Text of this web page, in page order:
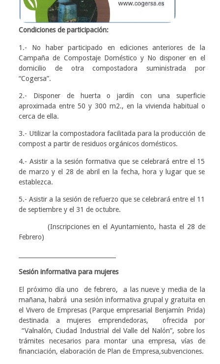
Condiciones de participación:
1.- No haber participado en ediciones anteriores de la
Campaña de Compostaje Doméstico y No disponer en el
domicilio de otra compostadora suministrada por
“Cogersa”.
2.- Disponer de huerta o jardín con una superficie
aproximada entre 50 y 300 m2., en la vivienda habitual o
cerca de ella.
3.- Utilizar la compostadora facilitada para la producción de
compost a partir de residuos orgánicos domésticos.
4.- Asistir a la sesión formativa que se celebrará entre el 15
de marzo y el 28 de abril en la fecha, hora y lugar que se
establezca.
5.- Asistir a la sesión de refuerzo que se celebrará entre el 11
de septiembre y el 31 de octubre.
(Inscripciones en el Ayuntamiento, hasta el 28 de
Febrero)
Sesión informativa para mujeres
El próximo día uno de febrero, a las nueve y media de la
mañana, habrá una sesión informativa grupal y gratuita en
el Vivero de Empresas (Parque empresarial Benjamín Prida)
destinada a mujeres emprendedoras, ofrecida por
“Valnalón, Ciudad Industrial del Valle del Nalón”, sobre los
trámites necesarios para montar una empresa, vías de
financiación, elaboración de Plan de Empresa,subvenciones.